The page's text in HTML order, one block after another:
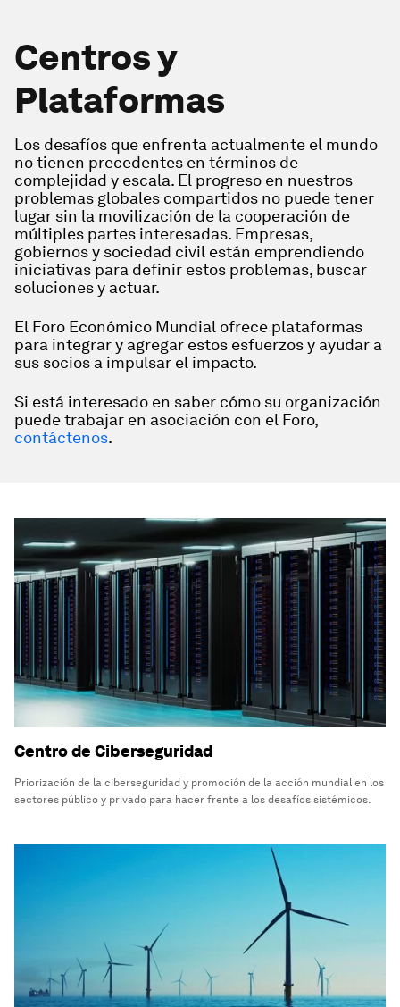
Centros y
Plataformas
Los desafíos que enfrenta actualmente el mundo
no tienen precedentes en términos de
complejidad y escala. El progreso en nuestros
problemas globales compartidos no puede tener
lugar sin la movilización de la cooperación de
múltiples partes interesadas. Empresas,
gobiernos y sociedad civil están emprendiendo
iniciativas para definir estos problemas, buscar
soluciones y actuar.
El Foro Económico Mundial ofrece plataformas
para integrar y agregar estos esfuerzos y ayudar a
sus socios a impulsar el impacto.
Si está interesado en saber cómo su organización
puede trabajar en asociación con el Foro,
contáctenos.
Centro de Ciberseguridad
Priorización de la ciberseguridad y promoción de la acción mundial en los
sectores público y privado para hacer frente a los desafíos sistémicos.